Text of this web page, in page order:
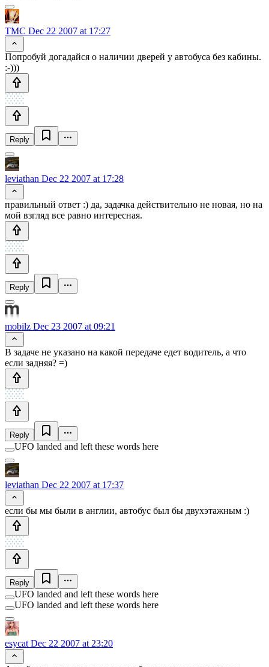
TMC Dec 22 2007 at 17:27
Попробуй догадайся о наличии дверей у автобуса без кабины.
:-)))
Reply
leviathan Dec 22 2007 at 17:28
правильный ответ :) да, задачка действительно не новая, но на
мой взгляд все равно интересная.
Reply
mobilz Dec 23 2007 at 09:21
В задаче не указано на какой передаче едет водитель, а что
если задняя? =)
Reply
UFO landed and left these words here
leviathan Dec 22 2007 at 17:37
если бы мы были в англии, автобус был бы двухэтажным :)
Reply
UFO landed and left these words here
UFO landed and left these words here
esycat Dec 22 2007 at 23:20